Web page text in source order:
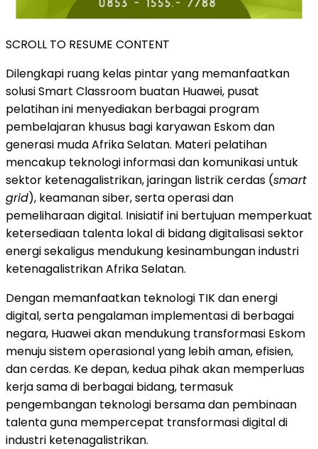
SCROLL TO RESUME CONTENT
Dilengkapi ruang kelas pintar yang memanfaatkan
solusi Smart Classroom buatan Huawei, pusat
pelatihan ini menyediakan berbagai program
pembelajaran khusus bagi karyawan Eskom dan
generasi muda Afrika Selatan. Materi pelatihan
mencakup teknologi informasi dan komunikasi untuk
sektor ketenagalistrikan, jaringan listrik cerdas (smart
grid), keamanan siber, serta operasi dan
pemeliharaan digital. Inisiatif ini bertujuan memperkuat
ketersediaan talenta lokal di bidang digitalisasi sektor
energi sekaligus mendukung kesinambungan industri
ketenagalistrikan Afrika Selatan.
Dengan memanfaatkan teknologi TIK dan energi
digital, serta pengalaman implementasi di berbagai
negara, Huawei akan mendukung transformasi Eskom
menuju sistem operasional yang lebih aman, efisien,
dan cerdas. Ke depan, kedua pihak akan memperluas
kerja sama di berbagai bidang, termasuk
pengembangan teknologi bersama dan pembinaan
talenta guna mempercepat transformasi digital di
industri ketenagalistrikan.